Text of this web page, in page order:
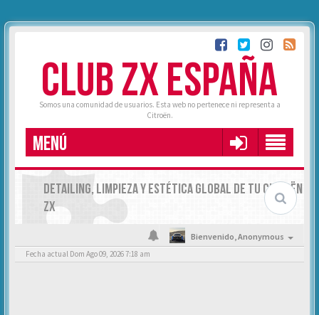
CLUB ZX ESPAÑA
Somos una comunidad de usuarios. Esta web no pertenece ni representa a
Citroën.
MENÚ
DETAILING, LIMPIEZA Y ESTÉTICA GLOBAL DE TU CITROËN
ZX
Bienvenido,Anonymous
Fecha actual Dom Ago 09, 2026 7:18 am